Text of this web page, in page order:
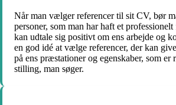
Når man vælger referencer til sit CV, bør
personer, som man har haft et
kan udtale sig positivt om ens arbejde og
en god idé at vælge referencer, der kan
på ens præstationer og egenskaber, som er
stilling, man søger.